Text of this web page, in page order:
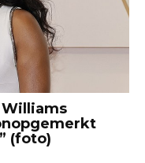
Williams
(foto)